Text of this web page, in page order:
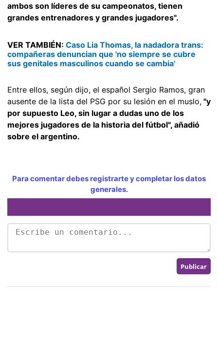
ambos son líderes de su campeonatos, tienen
grandes entrenadores y grandes jugadores".
VER TAMBIÉN: Caso Lia Thomas, la nadadora trans:
compañeras denuncian que 'no siempre se cubre
sus genitales masculinos cuando se cambia'
Entre ellos, según dijo, el español Sergio Ramos, gran
ausente de la lista del PSG por su lesión en el muslo, "y
por supuesto Leo, sin lugar a dudas uno de los
mejores jugadores de la historia del fútbol", añadió
sobre el argentino.
Para comentar debes registrarte y completar los datos
generales.